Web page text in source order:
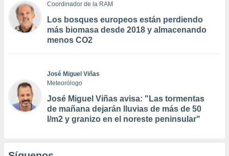
Coordinador de la RAM
Los bosques europeos están perdiendo
más biomasa desde 2018 y almacenando
menos CO2
José Miguel Viñas
Meteorólogo
José Miguel Viñas avisa: "Las tormentas
de mañana dejarán lluvias de más de 50
l/m2 y granizo en el noreste peninsular"